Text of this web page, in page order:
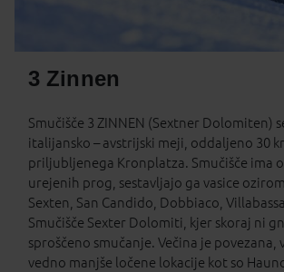
3 Zinnen
Smučišče 3 ZINNEN (Sextner Dolomiten)
italijansko – avstrijski meji, oddaljeno 30
priljubljenega Kronplatza. Smučišče ima
urejenih prog, sestavljajo ga vasice
Sexten, San Candido, Dobbiaco,
Smučišče Sexter Dolomiti, kjer skoraj ni
sproščeno smučanje. Večina je povezana,
vedno manjše ločene lokacije kot so